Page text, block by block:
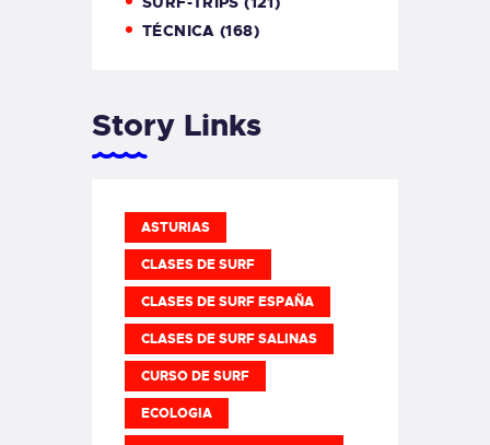
TÉCNICA (168)
Story Links
ASTURIAS
CLASES DE SURF
CLASES DE SURF ESPAÑA
CLASES DE SURF SALINAS
CURSO DE SURF
ECOLOGIA